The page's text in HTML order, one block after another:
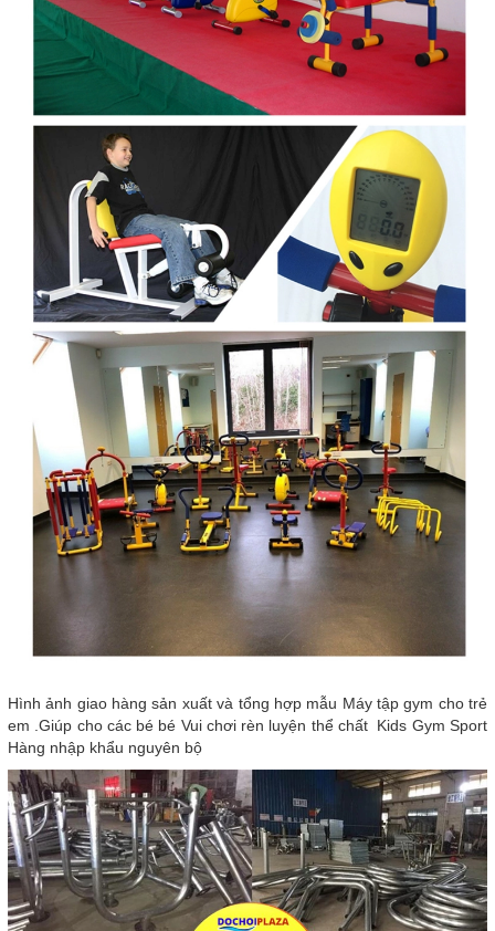
Hình ảnh giao hàng sản xuất và tổng hợp mẫu Máy tập gym cho trẻ
em .Giúp cho các bé bé Vui chơi rèn luyện thể chất Kids Gym Sport
Hàng nhập khẩu nguyên bộ